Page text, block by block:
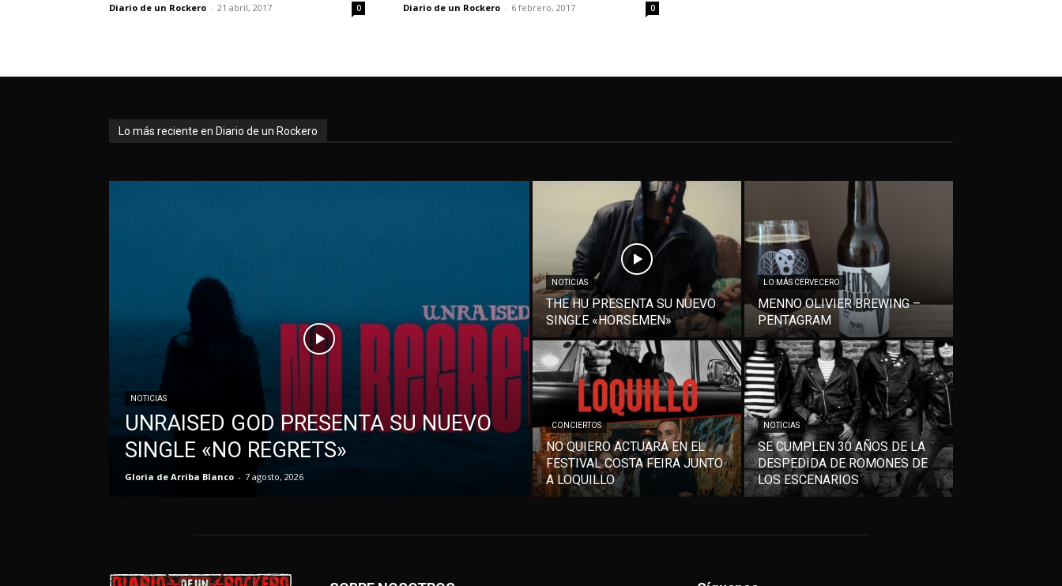
Diario de un Rockero - 21 abril, 2017 0 Diario de un Rockero - 6 febrero, 2017 0
Lo más reciente en Diario de un Rockero
NOTICIAS
UNRAISED GOD PRESENTA SU NUEVO
SINGLE «NO REGRETS»
Gloria de Arriba Blanco - 7 agosto, 2026
NOTICIAS
THE HU PRESENTA SU NUEVO
SINGLE «HORSEMEN»
LO MÁS CERVECERO
MENNO OLIVIER BREWING –
PENTAGRAM
CONCIERTOS
NO QUIERO ACTUARÁ EN EL
FESTIVAL COSTA FEIRA JUNTO
A LOQUILLO
NOTICIAS
SE CUMPLEN 30 AÑOS DE LA
DESPEDIDA DE ROMONES DE
LOS ESCENARIOS